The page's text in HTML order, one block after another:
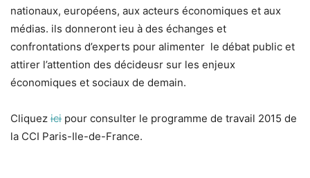
nationaux, européens, aux acteurs économiques et aux
médias. ils donneront ieu à des échanges et
confrontations d’experts pour alimenter le débat public et
attirer l’attention des décideusr sur les enjeux
économiques et sociaux de demain.
Cliquez ici pour consulter le programme de travail 2015 de
la CCI Paris-Ile-de-France.